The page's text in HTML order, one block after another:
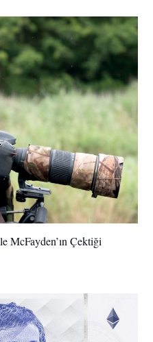
McFayden’ın Çektiği